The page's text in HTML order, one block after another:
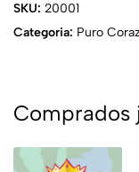
SKU: 20001
Categoria: Puro
Comprados